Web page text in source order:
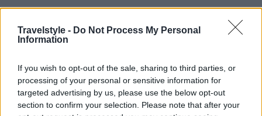
Travelstyle - Do Not Process My Personal
Information
If you wish to opt-out of the sale, sharing to third parties, or
processing of your personal or sensitive information for
targeted advertising by us, please use the below opt-out
section to confirm your selection. Please note that after your